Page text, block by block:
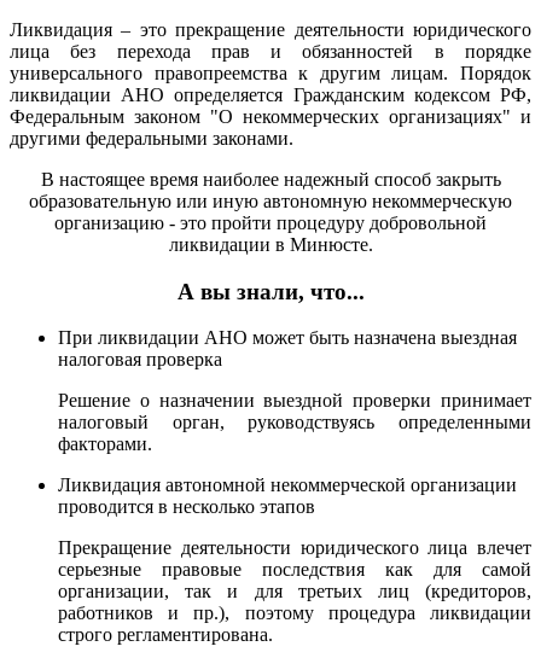
Ликвидация – это прекращение деятельности юридического
лица без перехода прав и обязанностей в порядке
универсального правопреемства к другим лицам. Порядок
ликвидации АНО определяется Гражданским кодексом РФ,
Федеральным законом "О некоммерческих организациях" и
другими федеральными законами.
В настоящее время наиболее надежный способ закрыть
образовательную или иную автономную некоммерческую
организацию - это пройти процедуру добровольной
ликвидации в Минюсте.
А вы знали, что...
При ликвидации АНО может быть назначена выездная
налоговая проверка
Решение о назначении выездной проверки принимает
налоговый орган, руководствуясь определенными
факторами.
Ликвидация автономной некоммерческой организации
проводится в несколько этапов
Прекращение деятельности юридического лица влечет
серьезные правовые последствия как для самой
организации, так и для третьих лиц (кредиторов,
работников и пр.), поэтому процедура ликвидации
строго регламентирована.